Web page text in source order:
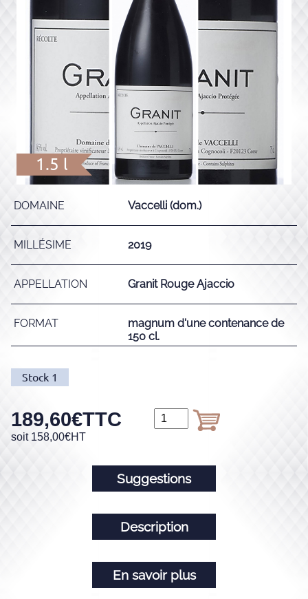
1.5 l
DOMAINE Vaccelli (dom.)
MILLÉSIME 2019
APPELLATION Granit Rouge Ajaccio
FORMAT
magnum d'une contenance de
150 cl.
Stock 1
189,60€TTC
soit 158,00€HT
Suggestions
Description
En savoir plus